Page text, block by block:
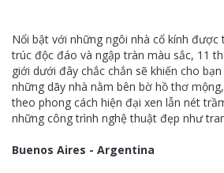
Nổi bật với những ngôi nhà cổ kính được
trúc độc đáo và ngập tràn màu sắc, 11
giới dưới đây chắc chắn sẽ khiến cho
những dãy nhà nằm bên bờ hồ thơ
theo phong cách hiện đại xen lẫn nét
những công trình nghệ thuật đẹp như
Buenos Aires - Argentina